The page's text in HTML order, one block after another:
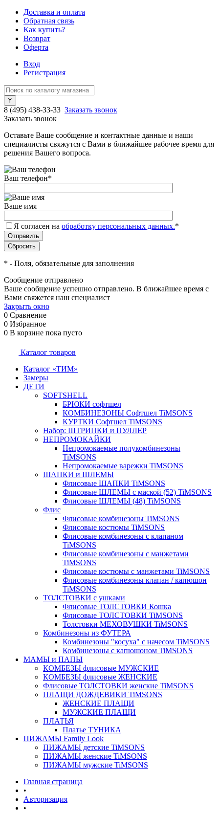
Доставка и оплата
Обратная связь
Как купить?
Возврат
Оферта
Вход
Регистрация
8 (495) 438-33-33 Заказать звонок
Заказать звонок
Оставьте Ваше сообщение и контактные данные и наши
специалисты свяжутся с Вами в ближайшее рабочее время для
решения Вашего вопроса.
Ваш телефон*
Ваше имя
Я согласен на обработку персональных данных.*
* - Поля, обязательные для заполнения
Сообщение отправлено
Ваше сообщение успешно отправлено. В ближайшее время с
Вами свяжется наш специалист
Закрыть окно
0 Сравнение
0 Избранное
0 В корзине пока пусто
Каталог товаров
Каталог «ТИМ»
Замеры
ДЕТИ
SOFTSHELL
БРЮКИ софтшел
КОМБИНЕЗОНЫ Софтшел TiMSONS
КУРТКИ Софтшел TiMSONS
Набор: ШТРИПКИ и ПУЛЛЕР
НЕПРОМОКАЙКИ
Непромокаемые полукомбинезоны
TiMSONS
Непромокаемые варежки TiMSONS
ШАПКИ и ШЛЕМЫ
Флисовые ШАПКИ TiMSONS
Флисовые ШЛЕМЫ с маской (52) TiMSONS
Флисовые ШЛЕМЫ (48) TiMSONS
Флис
Флисовые комбинезоны TiMSONS
Флисовые костюмы TiMSONS
Флисовые комбинезоны с клапаном
TiMSONS
Флисовые комбинезоны с манжетами
TiMSONS
Флисовые костюмы с манжетами TiMSONS
Флисовые комбинезоны клапан / капюшон
TiMSONS
ТОЛСТОВКИ с ушками
Флисовые ТОЛСТОВКИ Кошка
Флисовые ТОЛСТОВКИ TiMSONS
Толстовки МЕХОВУШКИ TiMSONS
Комбинезоны из ФУТЕРА
Комбинезоны "косуха" с начесом TiMSONS
Комбинезоны с капюшоном TiMSONS
МАМЫ и ПАПЫ
КОМБЕЗЫ флисовые МУЖСКИЕ
КОМБЕЗЫ флисовые ЖЕНСКИЕ
Флисовые ТОЛСТОВКИ женские TiMSONS
ПЛАЩИ ДОЖДЕВИКИ TiMSONS
ЖЕНСКИЕ ПЛАЩИ
МУЖСКИЕ ПЛАЩИ
ПЛАТЬЯ
Платье ТУНИКА
ПИЖАМЫ Family Look
ПИЖАМЫ детские TiMSONS
ПИЖАМЫ женские TiMSONS
ПИЖАМЫ мужские TiMSONS
Главная страница
•
Авторизация
•